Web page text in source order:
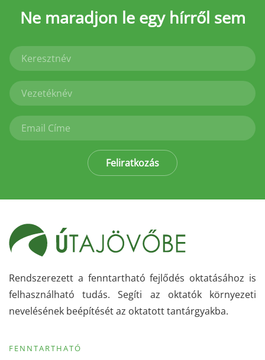
Ne maradjon le egy hírről sem
Feliratkozás
Rendszerezett a fenntartható fejlődés oktatásához is
felhasználható tudás. Segíti az oktatók környezeti
nevelésének beépítését az oktatott tantárgyakba.
FENNTARTHATÓ